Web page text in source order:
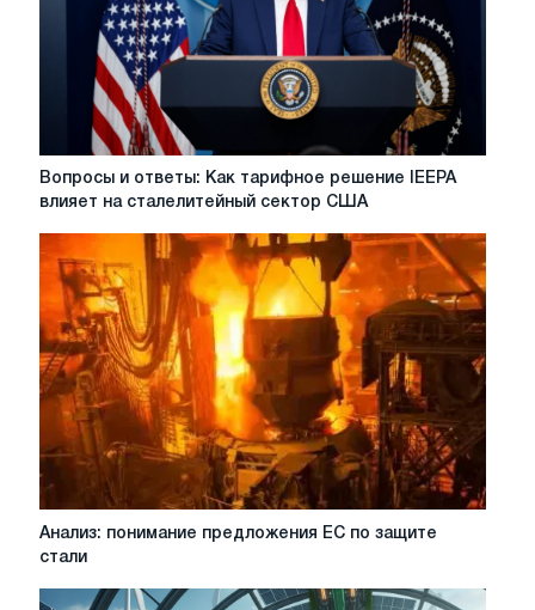
Вопросы
тарифное
решение
IEEPA
влияет
на
сталелитейный
сектор
США
Вопросы и ответы: Как тарифное решение IEEPA
влияет на сталелитейный сектор США
Анализ:
ЕС
Анализ: понимание предложения ЕС по защите
стали